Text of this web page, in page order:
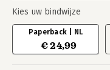
Kies uw bindwijze
Paperback | NL
€ 24,99